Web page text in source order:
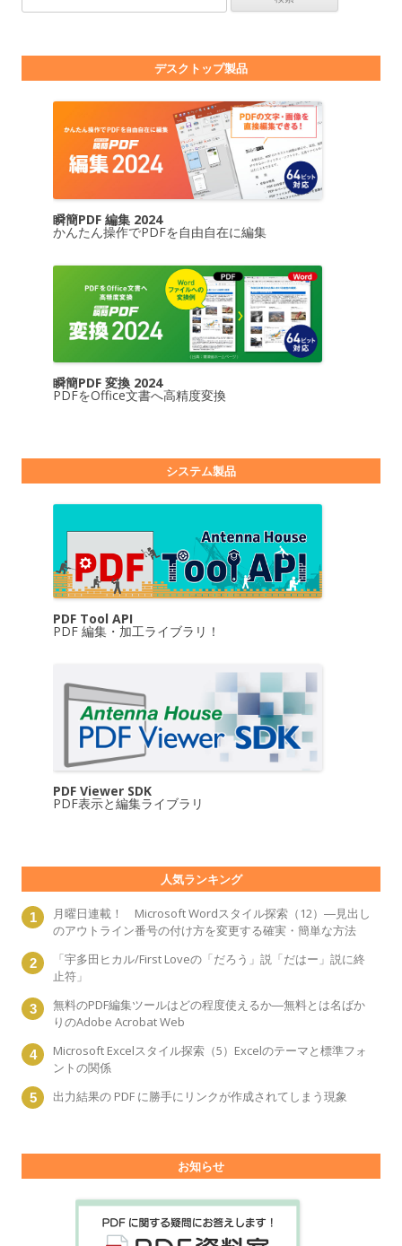
デスクトップ製品
瞬簡PDF 編集 2024
かんたん操作でPDFを自由自在に編集
瞬簡PDF 変換 2024
PDFをOffice文書へ高精度変換
システム製品
PDF Tool API
PDF 編集・加工ライブラリ！
PDF Viewer SDK
PDF表示と編集ライブラリ
人気ランキング
月曜日連載！ Microsoft Wordスタイル探索（12）―見出し
のアウトライン番号の付け方を変更する確実・簡単な方法
「宇多田ヒカル/First Loveの「だろう」説「だはー」説に終
止符」
無料のPDF編集ツールはどの程度使えるか―無料とは名ばか
りのAdobe Acrobat Web
Microsoft Excelスタイル探索（5）Excelのテーマと標準フォ
ントの関係
出力結果の PDF に勝手にリンクが作成されてしまう現象
お知らせ